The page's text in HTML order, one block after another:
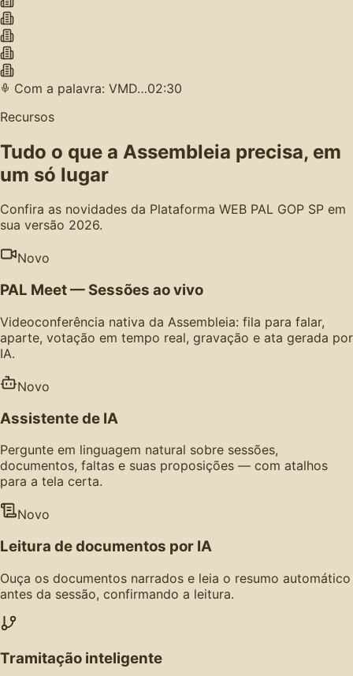
Com a palavra: VMD…02:30
Recursos
Tudo o que a Assembleia precisa, em
um só lugar
Confira as novidades da Plataforma WEB PAL GOP SP em
sua versão 2026.
Novo
PAL Meet — Sessões ao vivo
Videoconferência nativa da Assembleia: fila para falar,
aparte, votação em tempo real, gravação e ata gerada por
IA.
Novo
Assistente de IA
Pergunte em linguagem natural sobre sessões,
documentos, faltas e suas proposições — com atalhos
para a tela certa.
Novo
Leitura de documentos por IA
Ouça os documentos narrados e leia o resumo automático
antes da sessão, confirmando a leitura.
Tramitação inteligente